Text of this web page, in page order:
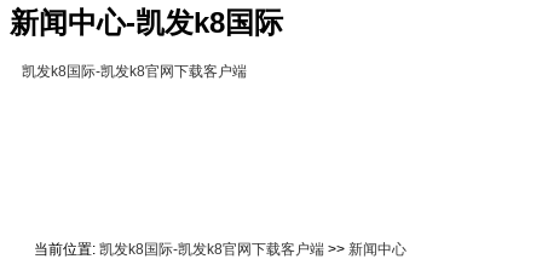
新闻中心-凯发k8国际
凯发k8国际-凯发k8官网下载客户端
当前位置: 凯发k8国际-凯发k8官网下载客户端 >> 新闻中心